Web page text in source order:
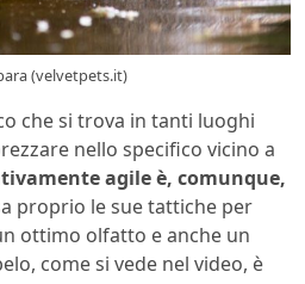
(velvetpets.it)
che si trova in tanti luoghi
nello specifico vicino a
agile è, comunque,
proprio le sue tattiche per
ottimo olfatto e anche un
come si vede nel video, è